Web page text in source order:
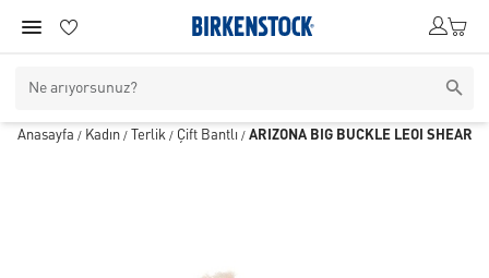
Anasayfa / Kadın / Terlik / Çift Bantlı / ARIZONA BIG BUCKLE LEOI